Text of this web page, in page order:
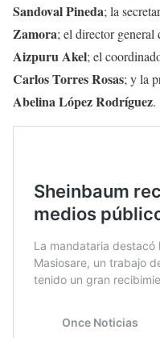
Sandoval Pineda; la
Zamora; el director general
Aizpuru Akel; el
Carlos Torres Rosas; y la
Abelina López Rodríguez.